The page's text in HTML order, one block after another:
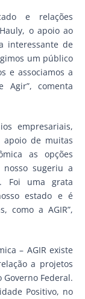
e relações
o apoio ao
interessante de
um público
e associamos a
Agir”, comenta
empresariais,
apoio de muitas
as opções
sugeriu a
Foi uma grata
estado e é
como a AGIR”,
– AGIR existe
a projetos
Federal.
Positivo, no